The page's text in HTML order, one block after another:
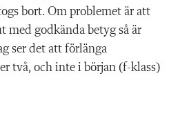
bort. Om problemet är att
med godkända betyg så är
ser det att förlänga
två, och inte i början (f-klass)